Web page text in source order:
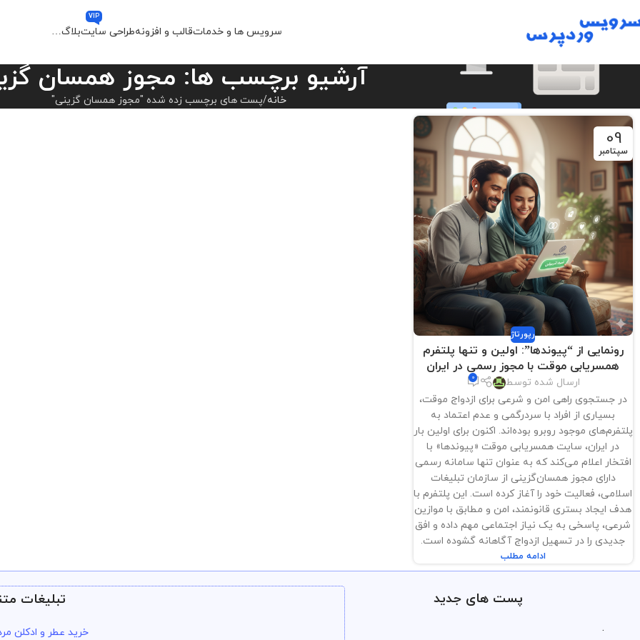
سرویس ها و خدماتقالب و افزونهطراحی سایت
VIP
بلاگ…
آرشیو برچسب ها: مجوز همسان
خانه پست های برچسب زده شده "مجوز همسان گزینی"
09
سپتامبر
رپورتاژ
رونمایی از “پیوندها”: اولین و تنها پلتفرم
همسریابی موقت با مجوز رسمی در ایران
ارسال شده توسط 0
در جستجوی راهی امن و شرعی برای ازدواج موقت،
بسیاری از افراد با سردرگمی و عدم اعتماد به
پلتفرم‌های موجود روبرو بوده‌اند. اکنون برای اولین بار
در ایران، سایت همسریابی موقت «پیوندها» با
افتخار اعلام می‌کند که به عنوان تنها سامانه رسمی
دارای مجوز همسان‌گزینی از سازمان تبلیغات
اسلامی، فعالیت خود را آغاز کرده است. این پلتفرم با
هدف ایجاد بستری قانونمند، امن و مطابق با موازین
شرعی، پاسخی به یک نیاز اجتماعی مهم داده و افق
جدیدی را در تسهیل ازدواج آگاهانه گشوده است.
ادامه مطلب
پست های جدید
.
تبلیغات
خرید عطر و ادکلن